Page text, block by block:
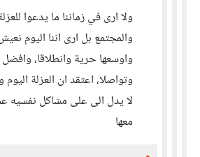
ولا ارى في زماننا ما يدعوا
والمجتمع بل ارى اننا اليوم
واوسعها حرية وانطلاقا،
وتواصلا، اعتقد ان العزلة
لا يدل الى على مشاكل نفسيه
معها